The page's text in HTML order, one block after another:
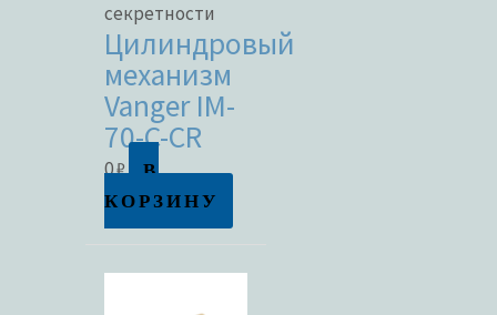
В наличии
В продаже
секретности
Цилиндровый
механизм
Vanger IM-
70-C-CR
0₽
В
КОРЗИНУ